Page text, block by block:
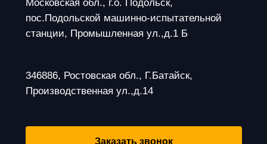
Московская обл., г.о. Подольск,
пос.Подольской машинно-испытательной
станции, Промышленная ул.,д.1 Б
346886, Ростовская обл., Г.Батайск,
Производственная ул.,д.14
Заказать звонок